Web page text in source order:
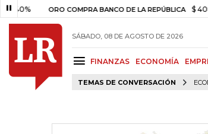
ORO COMPRA BANCO DE LA REPÚBLICA $ 408.498,97
SÁBADO, 08 DE AGOSTO DE 2026
FINANZAS ECONOMÍA
TEMAS DE CONVERSACIÓN